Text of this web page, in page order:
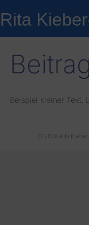
Rita
Beispiel kleiner Text.
© 2026 Rita